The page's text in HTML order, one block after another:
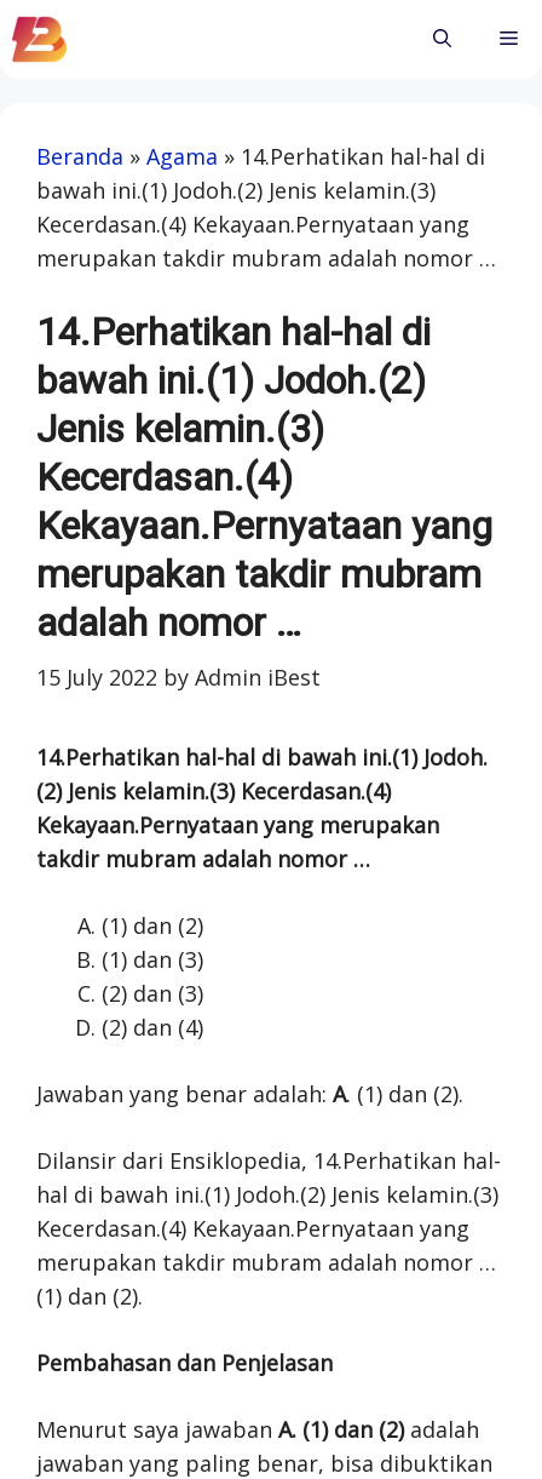
Skip
to
Beranda » Agama » 14.Perhatikan hal-hal di
bawah ini.(1) Jodoh.(2) Jenis kelamin.(3)
Kecerdasan.(4) Kekayaan.Pernyataan yang
merupakan takdir mubram adalah nomor …
14.Perhatikan hal-hal di
bawah ini.(1) Jodoh.(2)
Jenis kelamin.(3)
Kecerdasan.(4)
Kekayaan.Pernyataan yang
merupakan takdir mubram
adalah nomor …
15 July 2022 by Admin iBest
14.Perhatikan hal-hal di bawah ini.(1) Jodoh.
(2) Jenis kelamin.(3) Kecerdasan.(4)
Kekayaan.Pernyataan yang merupakan
takdir mubram adalah nomor …
(1) dan (2)
(1) dan (3)
(2) dan (3)
(2) dan (4)
Jawaban yang benar adalah: A. (1) dan (2).
Dilansir dari Ensiklopedia, 14.Perhatikan hal-
hal di bawah ini.(1) Jodoh.(2) Jenis kelamin.(3)
Kecerdasan.(4) Kekayaan.Pernyataan yang
merupakan takdir mubram adalah nomor …
(1) dan (2).
Pembahasan dan Penjelasan
Menurut saya jawaban A. (1) dan (2)adalah
jawaban yang paling benar, bisa dibuktikan